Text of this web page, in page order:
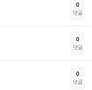
0
댓글
0
댓글
0
댓글